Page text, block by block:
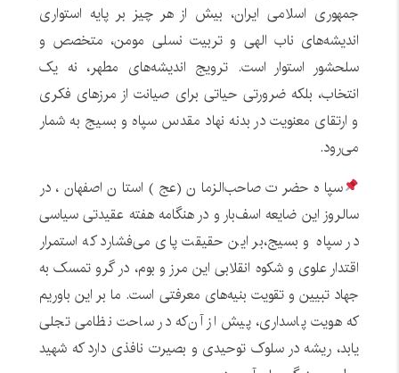
جمهوری اسلامی ایران، بیش از هر چیز بر پایه استواری
اندیشه‌های ناب الهی و تربیت نسلی مومن، متخصص و
سلحشور استوار است. ترویج اندیشه‌های مطهر، نه یک
انتخاب، بلکه ضرورتی حیاتی برای صیانت از مرزهای فکری
و ارتقای معنویت در بدنه نهاد مقدس سپاه و بسیج به شمار
می‌رود.
سپاه حضرت صاحب‌الزمان (عج) استان اصفهان، در
سالروز این ضایعه اسف‌بار و در هنگامه هفته عقیدتی سیاسی
در سپاه و بسیج،بر این حقیقت پای می‌فشارد که استمرار
اقتدار علوی و شکوه انقلابی این مرز و بوم، در گرو تمسک به
جهاد تبیین و تقویت بنیه‌های معرفتی است. ما بر این باوریم
که هویت پاسداری، پیش از آن‌که در ساحت نظامی تجلی
یابد، ریشه در سلوک توحیدی و بصیرت نافذی دارد که شهید